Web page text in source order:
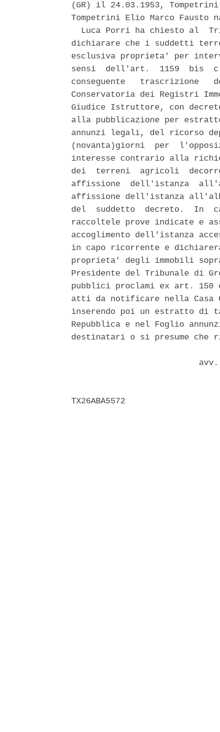
(GR) il 24.03.1953,
Tompetrini Elio Marco
Luca Porri ha chiesto al
dichiarare che i suddetti
esclusiva proprieta' per
sensi  dell'art.  1159  bis
conseguente   trascrizione
Conservatoria dei Registri
Giudice Istruttore, con
alla pubblicazione per
annunzi legali, del ricorso
(novanta)giorni  per
interesse contrario alla
dei  terreni  agricoli
affissione  dell'istanza
affissione dell'istanza
del  suddetto  decreto.  In
raccoltele prove indicate e
accoglimento dell'istanza
in capo ricorrente e
proprieta' degli immobili
Presidente del Tribunale di
pubblici proclami ex art. 150
atti da notificare nella Casa
inserendo poi un estratto di
Repubblica e nel Foglio
destinatari o si presume